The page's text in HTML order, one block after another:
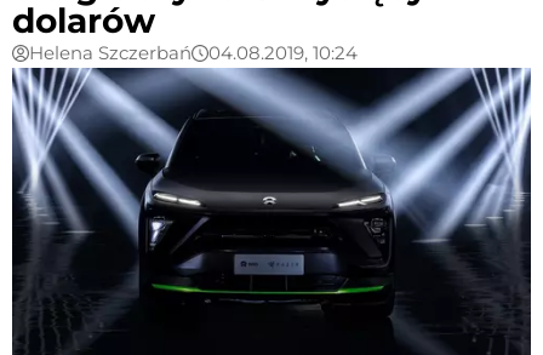
dolarów
Helena Szczerbań 04.08.2019, 10:24